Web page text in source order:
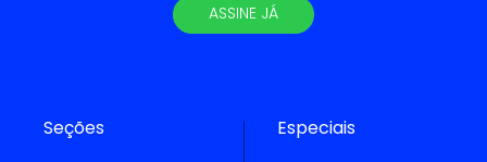
ASSINE JÁ
Seções Especiais